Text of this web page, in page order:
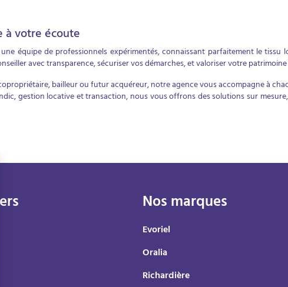
à votre écoute
équipe de professionnels expérimentés, connaissant parfaitement le tissu
avec transparence, sécuriser vos démarches, et valoriser votre
bailleur ou futur acquéreur, notre agence vous accompagne à
gestion locative et transaction, nous vous offrons des solutions sur
Nos marques
Evoriel
Oralia
Richardière